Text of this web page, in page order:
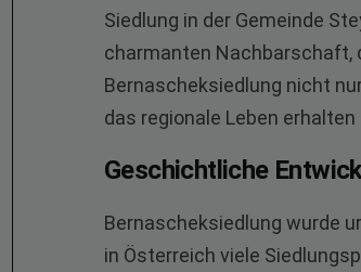
Siedlung in der Gemeinde
charmanten Nachbarschaft,
Bernascheksiedlung nicht
das regionale Leben
Geschichtliche
Bernascheksiedlung wurde
in Österreich viele